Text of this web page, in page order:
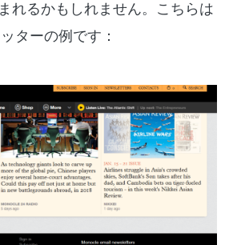
れるかもしれません。こちらは
ターの例です：